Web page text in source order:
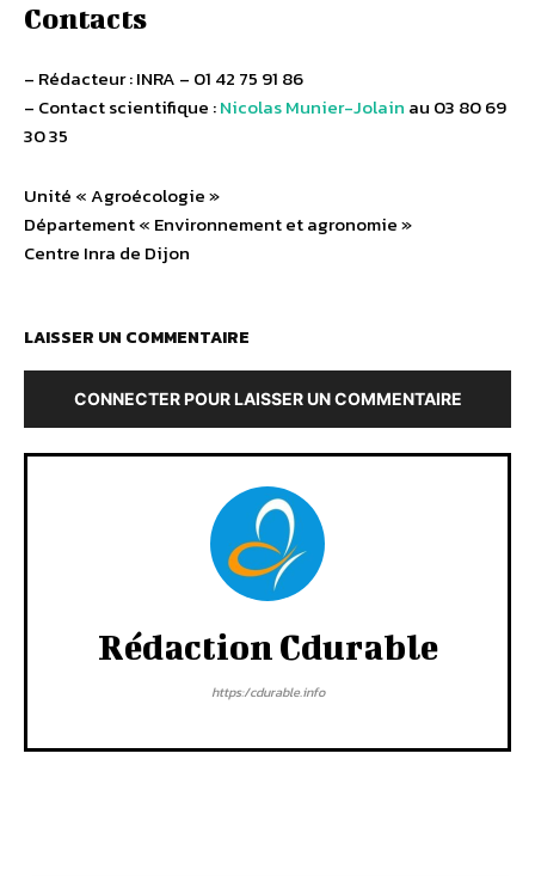
Contacts
– Rédacteur : INRA – 01 42 75 91 86
– Contact scientifique :Nicolas Munier-Jolain au 03 80 69
30 35
Unité « Agroécologie »
Département « Environnement et agronomie »
Centre Inra de Dijon
LAISSER UN COMMENTAIRE
CONNECTER POUR LAISSER UN COMMENTAIRE
Rédaction Cdurable
https:/cdurable.info